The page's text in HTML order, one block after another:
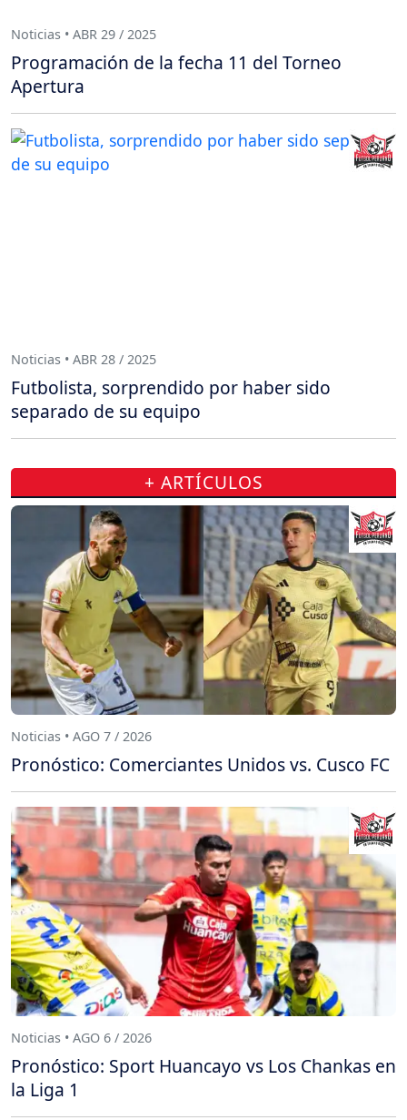
Noticias • ABR 29 / 2025
Programación de la fecha 11 del Torneo
Apertura
Noticias • ABR 28 / 2025
Futbolista, sorprendido por haber sido
separado de su equipo
+ ARTÍCULOS
Noticias • AGO 7 / 2026
Pronóstico: Comerciantes Unidos vs. Cusco FC
Noticias • AGO 6 / 2026
Pronóstico: Sport Huancayo vs Los Chankas en
la Liga 1